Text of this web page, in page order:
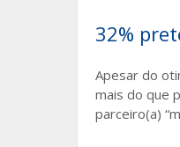
32%
Apesar do
mais do que
parceiro(a)